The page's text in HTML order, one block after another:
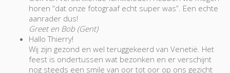
horen “dat onze fotograaf echt super was”. Een echte
aanrader dus!
Greet en Bob (Gent)
Hallo Thierry!
Wij zijn gezond en wel teruggekeerd van Venetië. Het
feest is ondertussen wat bezonken en er verschijnt
nog steeds een smile van oor tot oor op ons gezicht